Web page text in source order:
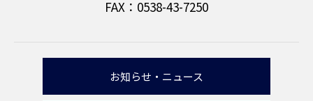
FAX：0538-43-7250
お知らせ・ニュース